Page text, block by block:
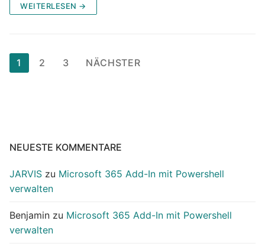
WEITERLESEN →
Seitennummerierung
der
1 2 3 NÄCHSTER
NEUESTE KOMMENTARE
JARVIS zu Microsoft 365 Add-In mit Powershell
verwalten
Benjamin zu Microsoft 365 Add-In mit Powershell
verwalten